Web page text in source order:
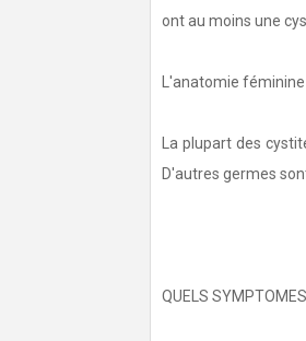
ont au moins une
L'anatomie
La plupart des
D'autres germes
QUELS